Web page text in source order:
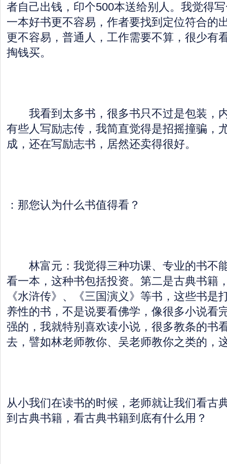
者自己出钱，印个500本送给别人。我觉得
一本好书更不容易，作者要找到定位符合的
更不容易，普通人，工作需要不算，很少有
掏钱买。
我看到太多书，很多书只不过是包装，
有些人写励志传，我简直觉得是招摇撞骗，
成，还在写励志书，居然还卖得很好。
：那您认为什么书值得看？
林富元：我觉得三种功课、专业的书不
看一本，这种书包括投资。第二是古典书籍
《水浒传》、《三国演义》等书，这些书是
养性的书，不是说要看佛学，像很多小说看
强的，我就特别喜欢读小说，很多教条的书
去，譬如林老师教你、吴老师教你之类的，
从小我们在读书的时候，老师就让我们看古
到古典书籍，看古典书籍到底有什么用？